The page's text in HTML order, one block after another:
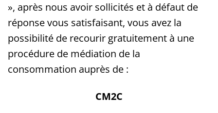
», après nous avoir sollicités et à défaut de
réponse vous satisfaisant, vous avez la
possibilité de recourir gratuitement à une
procédure de médiation de la
consommation auprès de :
CM2C